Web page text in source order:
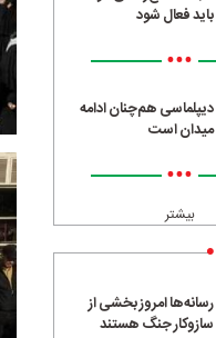
باید فعال شود
•••
دیپلماسی هم‌چنان ادامه
میدان است
•••
بیشتر
رسانه‌ها امروز بخشی از
سازوکار جنگ هستند